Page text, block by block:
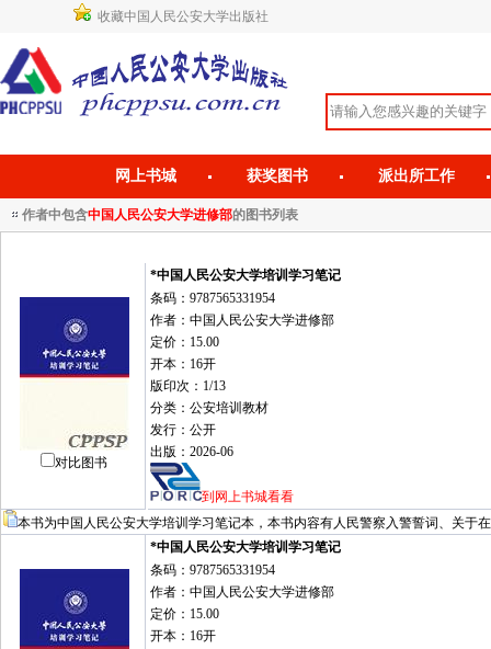
收藏中国人民公安大学出版社
网上书城 获奖图书 派出所工作
作者中包含中国人民公安大学进修部的图书列表
对比图书
*中国人民公安大学培训学习笔记
条码：9787565331954
作者：中国人民公安大学进修部
定价：15.00
开本：16开
版印次：1/13
分类：公安培训教材
发行：公开
出版：2026-06
到网上书城看看
本书为中国人民公安大学培训学习笔记本，本书内容有人民警察入警誓词、关
*中国人民公安大学培训学习笔记
条码：9787565331954
作者：中国人民公安大学进修部
定价：15.00
开本：16开